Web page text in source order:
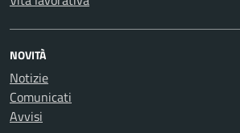
NOVITÀ
Notizie
Comunicati
Avvisi